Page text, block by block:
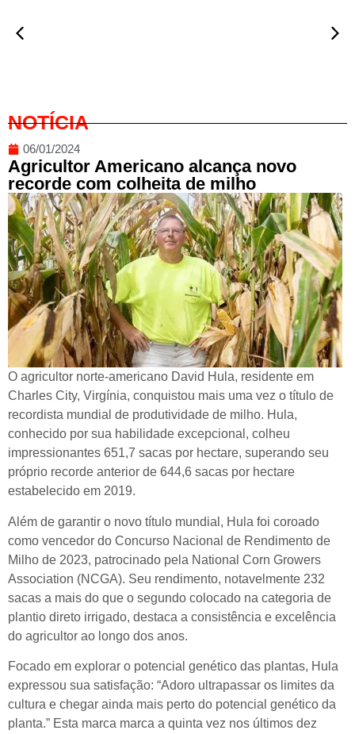
NOTÍCIA
06/01/2024
Agricultor Americano alcança novo
recorde com colheita de milho
O agricultor norte-americano David Hula, residente em
Charles City, Virgínia, conquistou mais uma vez o título de
recordista mundial de produtividade de milho. Hula,
conhecido por sua habilidade excepcional, colheu
impressionantes 651,7 sacas por hectare, superando seu
próprio recorde anterior de 644,6 sacas por hectare
estabelecido em 2019.
Além de garantir o novo título mundial, Hula foi coroado
como vencedor do Concurso Nacional de Rendimento de
Milho de 2023, patrocinado pela National Corn Growers
Association (NCGA). Seu rendimento, notavelmente 232
sacas a mais do que o segundo colocado na categoria de
plantio direto irrigado, destaca a consistência e excelência
do agricultor ao longo dos anos.
Focado em explorar o potencial genético das plantas, Hula
expressou sua satisfação: “Adoro ultrapassar os limites da
cultura e chegar ainda mais perto do potencial genético da
planta.” Esta marca marca a quinta vez nos últimos dez